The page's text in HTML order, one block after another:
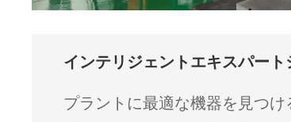
インテリジェントエキスパート
プラントに最適な機器を見つけ